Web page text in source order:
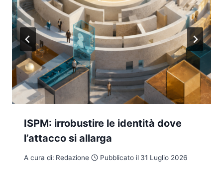
ISPM: irrobustire le identità dove
l’attacco si allarga
A cura di: Redazione Pubblicato il 31 Luglio 2026